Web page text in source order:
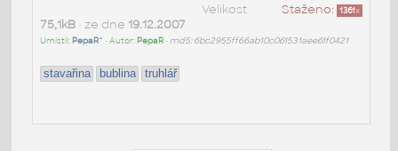
Staženo: 1361x
Velikost
75,1kB• ze dne 19.12.2007
Umístil: PepaR^ • Autor: PepaR• md5: 6bc2955ff66ab10c061531aee61f0421
stavařina bublina truhlář